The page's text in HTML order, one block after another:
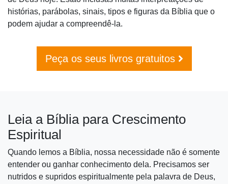
histórias, parábolas, sinais, tipos e figuras da Bíblia que o
podem ajudar a compreendê-la.
Peça os seus livros gratuitos
Leia a Bíblia para Crescimento
Espiritual
Quando lemos a Bíblia, nossa necessidade não é somente
entender ou ganhar conhecimento dela. Precisamos ser
nutridos e supridos espiritualmente pela palavra de Deus,